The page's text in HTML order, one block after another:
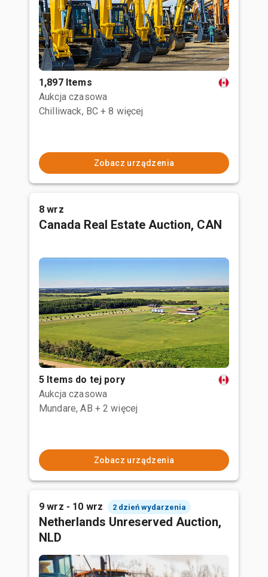
1,897 Items
Aukcja czasowa
Chilliwack, BC + 8 więcej
Zobacz urządzenia
8 wrz
Canada Real Estate Auction, CAN
5 Items do tej pory
Aukcja czasowa
Mundare, AB + 2 więcej
Zobacz urządzenia
9 wrz - 10 wrz 2 dzień wydarzenia
Netherlands Unreserved Auction,
NLD